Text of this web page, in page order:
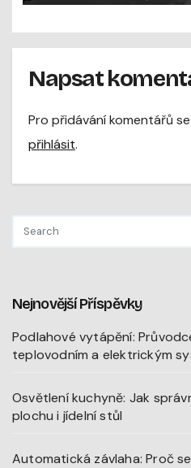
Napsat
Pro přidávání komentářů
přihlásit.
Nejnovější Příspěvky
Podlahové vytápění:
teplovodním a elektrickým
Osvětlení kuchyně: Jak
plochu i jídelní stůl
Automatická závlaha: Proč